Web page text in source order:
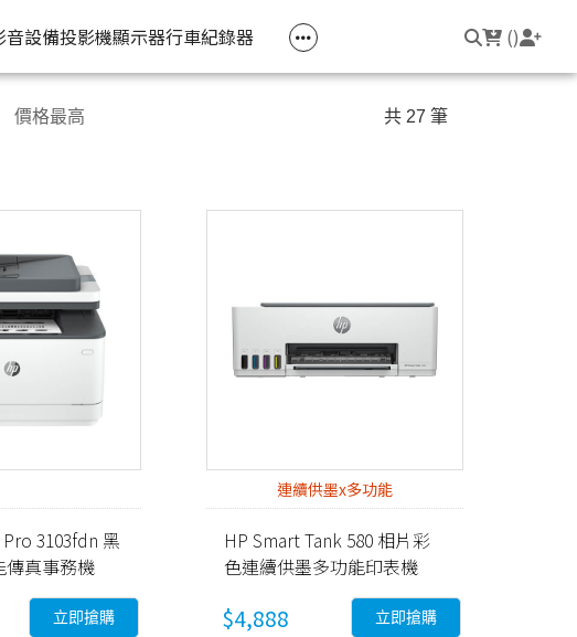
推薦好友回饋
列
OMEN
電腦包
筆電支架
裝置
音設備
耳機
無線耳機
投影機
簡報筆
顯示器行車紀錄器 ()
價格最高 共 27 筆
3103fdn 黑
傳真事務機
立即搶購
連續供墨x多功能
HP Smart Tank 580 相片彩
色連續供墨多功能印表機
$4,888 立即搶購